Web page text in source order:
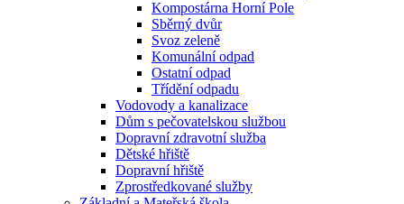
Kompostárna Horní Pole
Sběrný dvůr
Svoz zeleně
Komunální odpad
Ostatní odpad
Třídění odpadu
Vodovody a kanalizace
Dům s pečovatelskou službou
Dopravní zdravotní služba
Dětské hřiště
Dopravní hřiště
Zprostředkované služby